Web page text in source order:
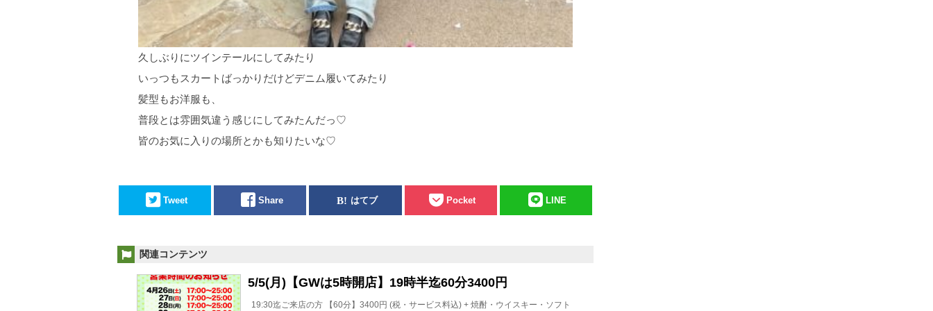
久しぶりにツインテールにしてみたり
いっつもスカートばっかりだけどデニム履いてみたり
髪型もお洋服も、
普段とは雰囲気違う感じにしてみたんだっ♡
皆のお気に入りの場所とかも知りたいな♡
Tweet Share はてブ Pocket LINE
関連コンテンツ
5/5(月)【GWは5時開店】19時半迄60分3400円
19:30迄ご来店の方 【60分】3400円 (税・サービス料込) + 焼酎・ウイスキー・ソフト